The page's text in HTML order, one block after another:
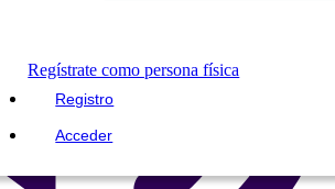
Regístrate como persona física
Registro
Acceder